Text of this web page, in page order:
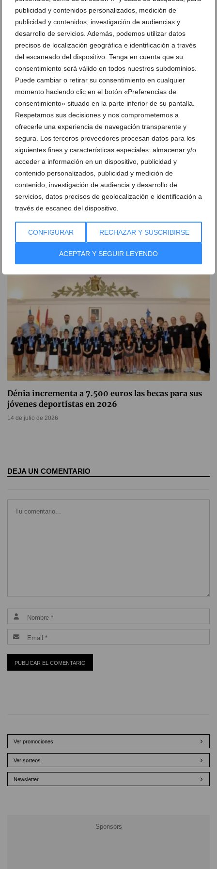
publicidad y contenidos personalizados, medición de
publicidad y contenidos, investigación de audiencias y
desarrollo de servicios. Además, podemos utilizar datos
precisos de localización geográfica e identificación a través
del escaneado del dispositivo. Tenga en cuenta que su
consentimiento será válido en todos nuestros subdominios.
Puede cambiar o retirar su consentimiento en cualquier
momento haciendo clic en el botón «Preferencias de
consentimiento» situado en la parte inferior de su pantalla.
Respetamos sus decisiones y nos comprometemos a
ofrecerle una experiencia de navegación transparente y
segura. Los terceros proveedores procesan datos para los
siguientes fines y características especiales: almacenar y/o
acceder a información en un dispositivo, publicidad y
contenido personalizados, publicidad y medición de
contenido, investigación de audiencia y desarrollo de
servicios, datos precisos de geolocalización e identificación a
través de escaneo del dispositivo.
CONFIGURAR RECHAZAR Y SUSCRIBIRSE
ACEPTAR Y SEGUIR LEYENDO
Dénia estrena 60.000 euros en ayudas para eventos
deportivos y refuerza el apoyo a clubes locales
21 de julio de 2026
Dénia se echa a la calle para celebrar el título
mundial de fútbol de España
20 de julio de 2026
Dénia incrementa a 7.500 euros las becas para sus
jóvenes deportistas en 2026
14 de julio de 2026
DEJA UN COMENTARIO
Ver promociones
Ver sorteos
Newsletter